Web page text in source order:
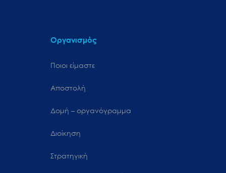
Οργανισμός
Ποιοι είμαστε
Αποστολή
Δομή – οργανόγραμμα
Διοίκηση
Στρατηγική